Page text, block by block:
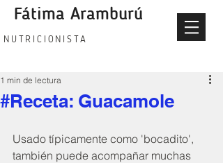
fatima aramburu nutricionista
Fátima Aramburú
NUTRICIONISTA
#Receta: Guacamole
1 min de lectura
Usado típicamente como 'bocadito',
también puede acompañar muchas